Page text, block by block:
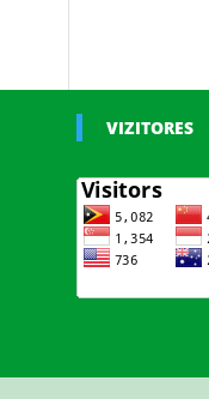
VIZITORES